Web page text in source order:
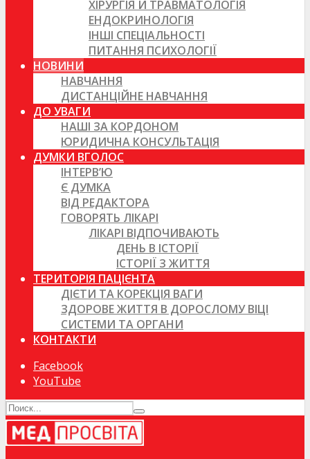
ХІРУРГІЯ И ТРАВМАТОЛОГІЯ
ЕНДОКРИНОЛОГІЯ
ІНШІ СПЕЦІАЛЬНОСТІ
ПИТАННЯ ПСИХОЛОГІЇ
НОВИНИ
НАВЧАННЯ
ДИСТАНЦІЙНЕ НАВЧАННЯ
ДО УВАГИ
НАШІ ЗА КОРДОНОМ
ЮРИДИЧНА КОНСУЛЬТАЦІЯ
ДУМКИ ВГОЛОС
ІНТЕРВ’Ю
Є ДУМКА
ВІД РЕДАКТОРА
ГОВОРЯТЬ ЛІКАРІ
ЛІКАРІ ВІДПОЧИВАЮТЬ
ДЕНЬ В ІСТОРІЇ
ІСТОРІЇ З ЖИТТЯ
ТЕРИТОРІЯ ПАЦІЄНТА
ДІЄТИ ТА КОРЕКЦІЯ ВАГИ
ЗДОРОВЕ ЖИТТЯ В ДОРОСЛОМУ ВІЦІ
СИСТЕМИ ТА ОРГАНИ
КОНТАКТИ
Facebook
YouTube